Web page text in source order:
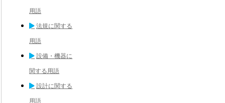
用語
法規に関する
用語
設備・機器に
関する用語
設計に関する
用語